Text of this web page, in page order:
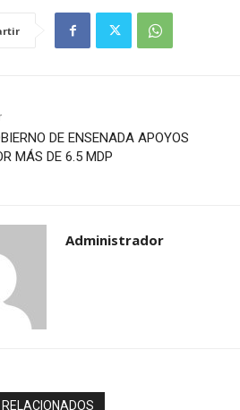
DE ENSENADA APOYOS
MÁS DE 6.5 MDP
Administrador